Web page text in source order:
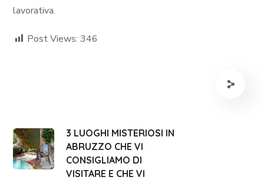
lavorativa.
Post Views: 346
3 LUOGHI MISTERIOSI IN
ABRUZZO CHE VI
CONSIGLIAMO DI
VISITARE E CHE VI